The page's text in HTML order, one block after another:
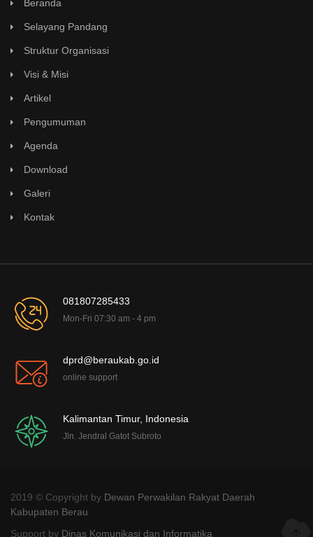
Beranda
Selayang Pandang
Struktur Organisasi
Visi & Misi
Artikel
Pengumuman
Agenda
Download
Galeri
Kontak
081807285433
Mon-Fri 07:30 am - 4 pm
dprd@beraukab.go.id
online support
Kalimantan Timur, Indonesia
Jln. Jendral Gatot Subroto
2019 © Copyright by Dewan Perwakilan Rakyat Daerah
Kabupaten Berau
Support by Dinas Komunikasi dan Informatika